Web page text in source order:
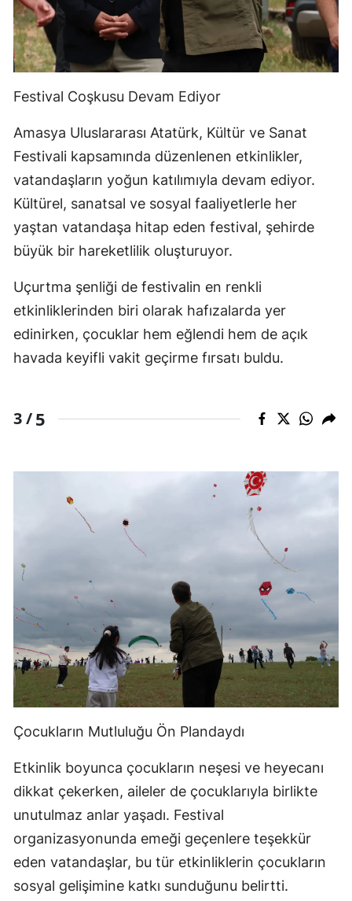
Festival Coşkusu Devam Ediyor
Amasya Uluslararası Atatürk, Kültür ve Sanat
Festivali kapsamında düzenlenen etkinlikler,
vatandaşların yoğun katılımıyla devam ediyor.
Kültürel, sanatsal ve sosyal faaliyetlerle her
yaştan vatandaşa hitap eden festival, şehirde
büyük bir hareketlilik oluşturuyor.
Uçurtma şenliği de festivalin en renkli
etkinliklerinden biri olarak hafızalarda yer
edinirken, çocuklar hem eğlendi hem de açık
havada keyifli vakit geçirme fırsatı buldu.
3 /5
Çocukların Mutluluğu Ön Plandaydı
Etkinlik boyunca çocukların neşesi ve heyecanı
dikkat çekerken, aileler de çocuklarıyla birlikte
unutulmaz anlar yaşadı. Festival
organizasyonunda emeği geçenlere teşekkür
eden vatandaşlar, bu tür etkinliklerin çocukların
sosyal gelişimine katkı sunduğunu belirtti.